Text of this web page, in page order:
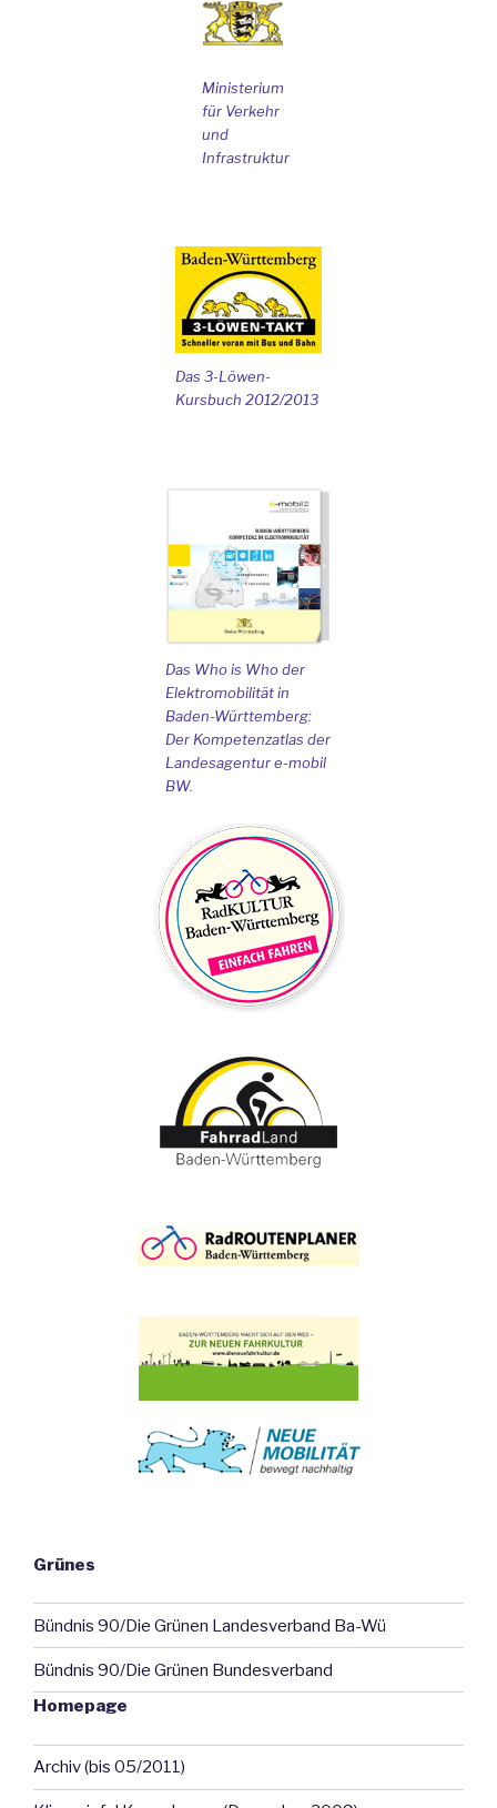
Ministerium
für Verkehr
und
Infrastruktur
Das 3-Löwen-
Kursbuch 2012/2013
Das Who is Who der
Elektromobilität in
Baden-Württemberg:
Der Kompetenzatlas der
Landesagentur e-mobil
BW.
Grünes
Bündnis 90/Die Grünen Landesverband Ba-Wü
Bündnis 90/Die Grünen Bundesverband
Homepage
Archiv (bis 05/2011)